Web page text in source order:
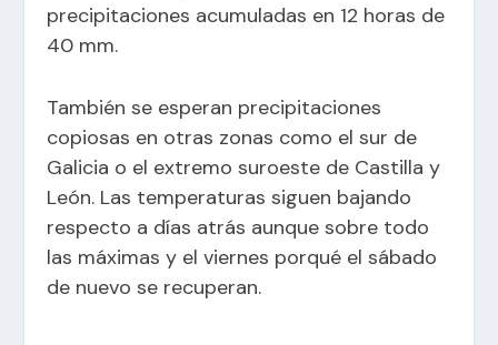
precipitaciones acumuladas en 12 horas de
40 mm.
También se esperan precipitaciones
copiosas en otras zonas como el sur de
Galicia o el extremo suroeste de Castilla y
León. Las temperaturas siguen bajando
respecto a días atrás aunque sobre todo
las máximas y el viernes porqué el sábado
de nuevo se recuperan.